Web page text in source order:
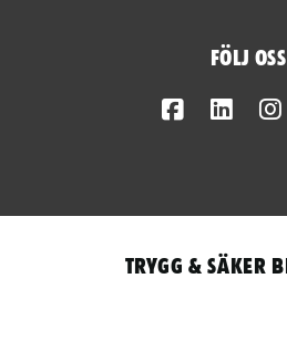
Följ oss
Facebook
Trygg & säker